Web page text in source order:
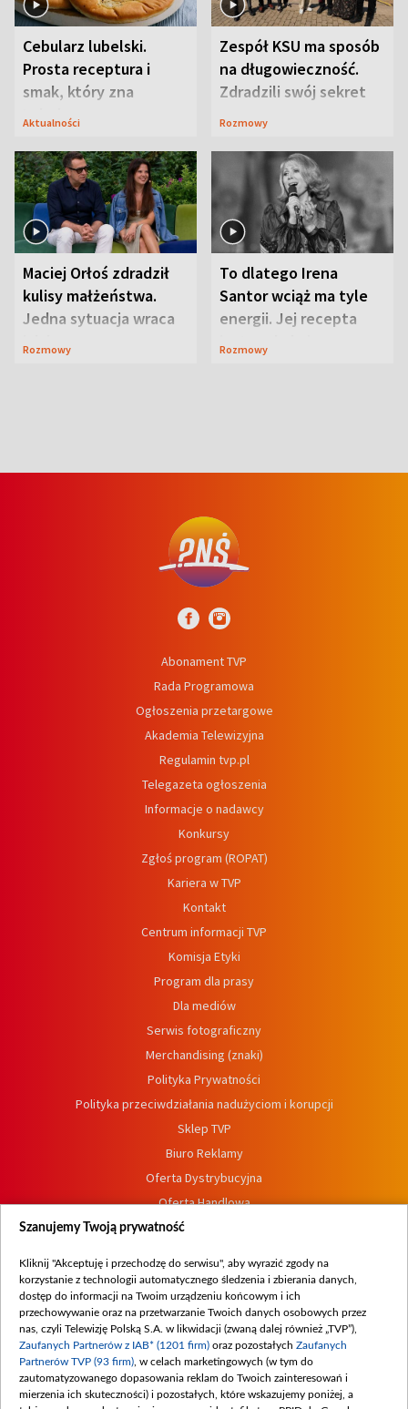
Cebularz lubelski.
Prosta receptura i
smak, który zna
Lubelszczyzna
Aktualności
Zespół KSU ma sposób
na długowieczność.
Zdradzili swój sekret
Rozmowy
Maciej Orłoś zdradził
kulisy małżeństwa.
Jedna sytuacja wraca
jak bumerang
Rozmowy
To dlatego Irena
Santor wciąż ma tyle
energii. Jej recepta
jest zaskakująco
Rozmowy
Abonament TVP
Rada Programowa
Ogłoszenia przetargowe
Akademia Telewizyjna
Regulamin tvp.pl
Telegazeta ogłoszenia
Informacje o nadawcy
Konkursy
Zgłoś program (ROPAT)
Kariera w TVP
Kontakt
Centrum informacji TVP
Komisja Etyki
Program dla prasy
Dla mediów
Serwis fotograficzny
Merchandising (znaki)
Polityka Prywatności
Polityka przeciwdziałania nadużyciom i korupcji
Sklep TVP
Biuro Reklamy
Oferta Dystrybucyjna
Oferta Handlowa
Dostępność
Procedura zgłoszeń wewnętrznych
Szanujemy Twoją prywatność
Kliknij "Akceptuję i przechodzę do serwisu", aby wyrazić zgody na
korzystanie z technologii automatycznego śledzenia i zbierania danych,
dostęp do informacji na Twoim urządzeniu końcowym i ich
przechowywanie oraz na przetwarzanie Twoich danych osobowych przez
nas, czyli Telewizję Polską S.A. w likwidacji (zwaną dalej również „TVP”),
Zaufanych Partnerów z IAB* (1201 firm) oraz pozostałych Zaufanych
Partnerów TVP (93 firm) , w celach marketingowych (w tym do
zautomatyzowanego dopasowania reklam do Twoich zainteresowań i
mierzenia ich skuteczności) i pozostałych, które wskazujemy poniżej, a